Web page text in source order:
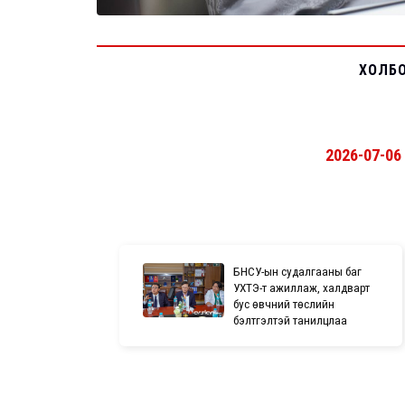
2026-07-06
БНСУ-ын судалгааны баг
УХТЭ-т ажиллаж, халдварт
бус өвчний төслийн
бэлтгэлтэй танилцлаа